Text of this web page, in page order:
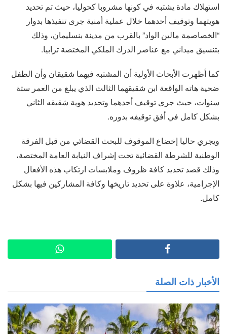
استهلاك مادة يشتبه في كونها مشروبا كحوليا، حيث تم تحديد
هويتهما وتوقيف أحدهما خلال عملية أمنية جرى تنفيذها بدوار
“الخصاصمة مالين الواد” بالقرب من مدينة بنسليمان، وذلك
بتنسيق ميداني مع عناصر الدرك الملكي المختصة ترابيا.
كما أظهرت الأبحاث الأولية أن المشتبه فيهما شقيقان وأن الطفل
ضحية هاته الواقعة ابن شقيقهما الثالث الذي يبلغ من العمر ستة
سنوات، حيث جرى توقيف أحدهما وتحديد هوية شقيقه الثاني
بشكل كامل في أفق توقيفه بدوره.
ويجري حاليا إخضاع الموقوف للبحث القضائي من قبل الفرقة
الوطنية للشرطة القضائية تحت إشراف النيابة العامة المختصة،
وذلك قصد تحديد كافة ظروف وملابسات ارتكاب هذه الأفعال
الإجرامية، علاوة على تحديد تاريخها وكافة المشاركين فيها بشكل
كامل.
الأخبار ذات الصلة